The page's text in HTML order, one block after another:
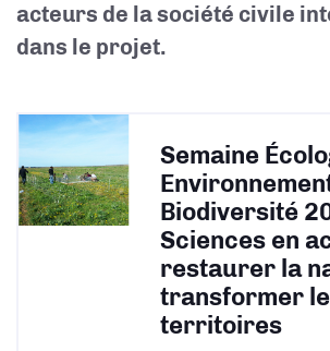
acteurs de la société civile
dans le projet.
Semaine
Biodiversité
Sciences en
restaurer la
transformer
territoires